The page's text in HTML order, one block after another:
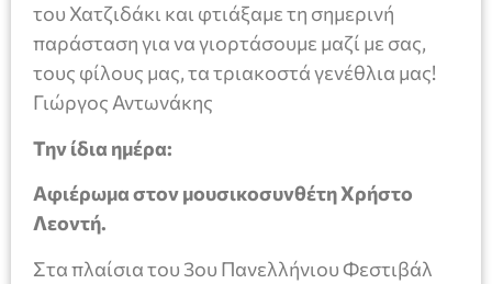
του Χατζιδάκι και φτιάξαμε τη σημερινή
παράσταση για να γιορτάσουμε μαζί με σας,
τους φίλους μας, τα τριακοστά γενέθλια μας!
Γιώργος Αντωνάκης
Την ίδια ημέρα:
Αφιέρωμα στον μουσικοσυνθέτη Χρήστο
Λεοντή.
Στα πλαίσια του 3ου Πανελλήνιου Φεστιβάλ